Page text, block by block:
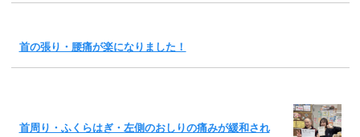
首の張り・腰痛が楽になりました！
首周り・ふくらはぎ・左側のおしりの痛みが緩和され